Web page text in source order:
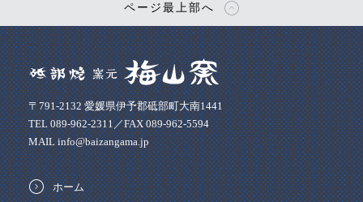
ページ最上部へ
〒791-2132 愛媛県伊予郡砥部町大南1441
TEL 089-962-2311／FAX 089-962-5594
MAIL info@baizangama.jp
ホーム